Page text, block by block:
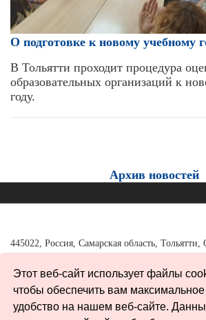
Этот веб-сайт использует файлы
чтобы обеспечить вам максимальное
удобство на нашем веб-сайте.
О подготовке к новому учебному
В Тольятти проходит процедура
образовательных организаций к
году.
Архив новостей
445022, Россия, Самарская область, Тольятти,
tgl_adm@63edu.ru office@tumon.ru